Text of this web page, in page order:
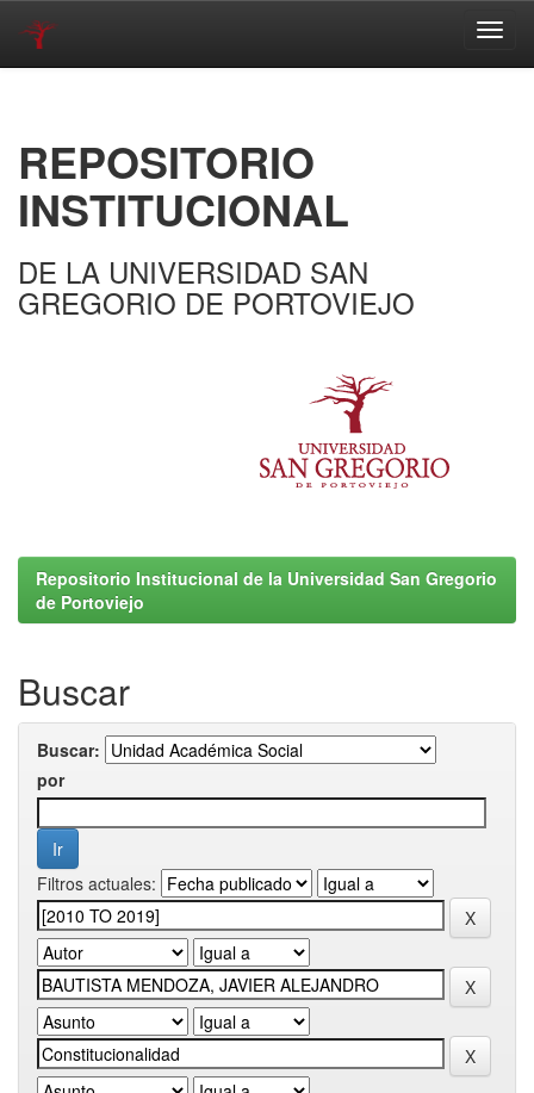
REPOSITORIO
INSTITUCIONAL
DE LA UNIVERSIDAD SAN
GREGORIO DE PORTOVIEJO
Repositorio Institucional de la Universidad San Gregorio
de Portoviejo
Buscar
Buscar:
por
Filtros actuales: